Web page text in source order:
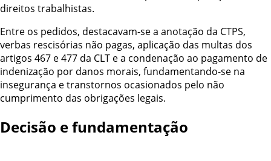
direitos trabalhistas.
Entre os pedidos, destacavam-se a anotação da CTPS,
verbas rescisórias não pagas, aplicação das multas dos
artigos 467 e 477 da CLT e a condenação ao pagamento de
indenização por danos morais, fundamentando-se na
insegurança e transtornos ocasionados pelo não
cumprimento das obrigações legais.
Decisão e fundamentação